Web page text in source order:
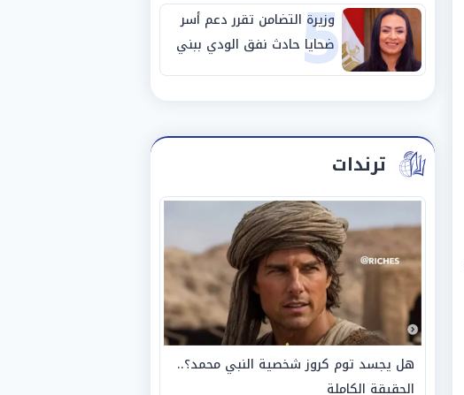
5
وزيرة التضامن تقرر دعم أسر
ضحايا حادث نفق الودي ببني
سويف
ترندات
هل يجسد توم كروز شخصية النبي محمد؟..
الحقيقة الكاملة